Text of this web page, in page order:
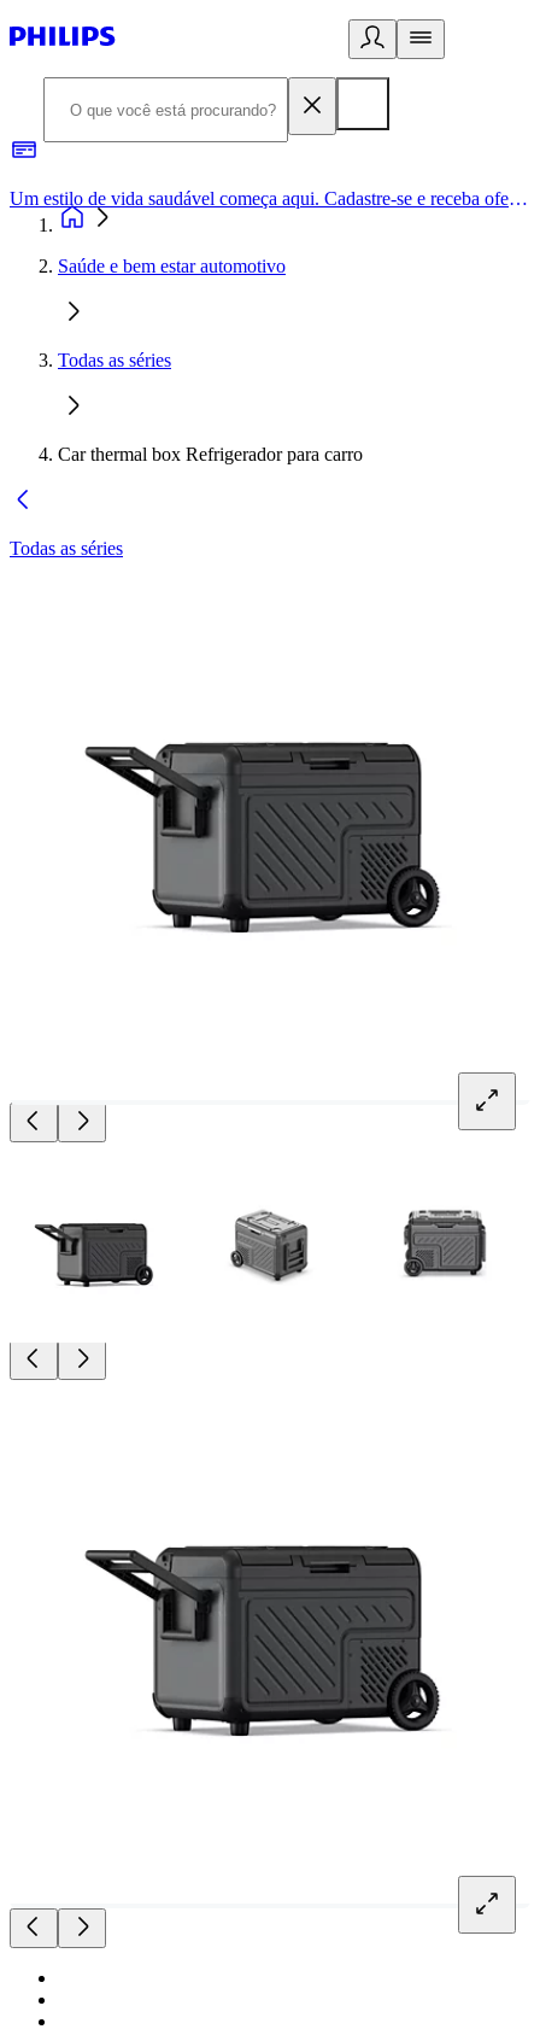
Um estilo de vida saudável começa aqui. Cadastre-se e receba ofertas exclusivas.
Saúde e bem estar automotivo
Todas as séries
Car thermal box Refrigerador para carro
Todas as séries